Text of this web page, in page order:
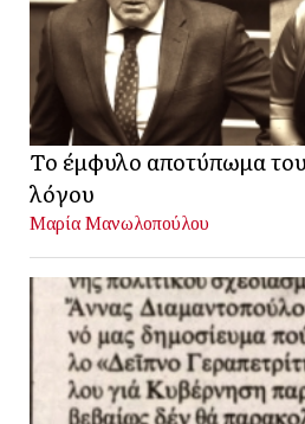
Το έμφυλο αποτύπωμα του
λόγου
Μαρία Μανωλοπούλου